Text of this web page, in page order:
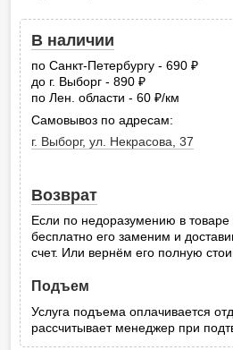
В наличии
по Санкт-Петербургу - 690
до г. Выборг - 890
по Лен. области - 60
руб.
/км
Самовывоз по адресам:
г. Выборг, ул. Некрасова, 37
Возврат
Если по недоразумению в
бесплатно его заменим и
счет. Или вернём его полную
Подъем
Услуга подъема оплачивается
рассчитывает менеджер при